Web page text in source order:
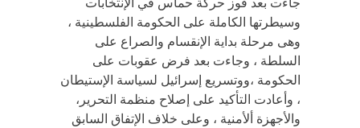
وسيطرتها الكاملة على الحكومة الفلسطينية ،
وهى مرحلة بداية الإنقسام والصراع على
السلطة ، وجاءت بعد فرض عقوبات على
الحكومة ،ووتسريع إسرائيل لسياسة الإستيطان
، وأعادت التأكيد على إصلاح منظمة التحرير،
والأجهزة ألأمنية ، وعلى خلاف الإتفاق السابق